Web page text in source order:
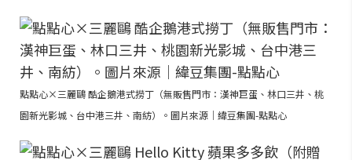
點點心×三麗鷗 酷企鵝港式撈丁（無販售門市：漢神巨蛋、林口三井、桃
園新光影城、台中港三井、南紡）。圖片來源｜緯豆集團-點點心